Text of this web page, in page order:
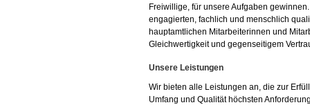
Freiwillige, für unsere Aufgaben
engagierten, fachlich und menschlich
hauptamtlichen Mitarbeiterinnen und
Gleichwertigkeit und gegenseitigem
Unsere Leistungen
Wir bieten alle Leistungen an, die zur
Umfang und Qualität höchsten